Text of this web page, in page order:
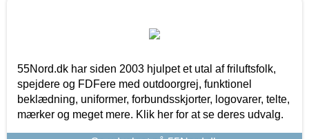
55Nord.dk har siden 2003 hjulpet et utal af friluftsfolk,
spejdere og FDFere med outdoorgrej, funktionel
beklædning, uniformer, forbundsskjorter, logovarer, telte,
mærker og meget mere. Klik her for at se deres udvalg.